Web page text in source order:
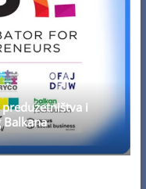
preduzetništva i